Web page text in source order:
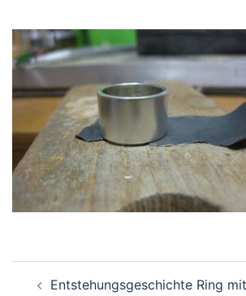
Entstehungsgeschichte Ring